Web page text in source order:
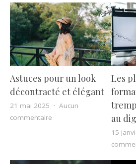
Astuces pour un look
décontracté et élégant
21 mai 2025
Aucun
commentaire sur Astuces pour un look
Les
au
15